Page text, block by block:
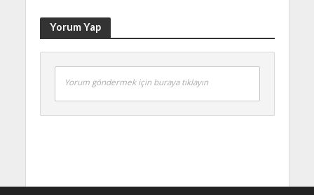
Yorum Yap
Yorum göndermek için buraya tıklayın